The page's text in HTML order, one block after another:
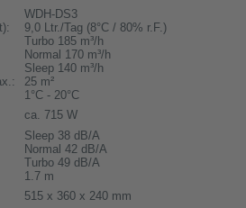
WDH-DS3
9,0 Ltr./Tag (8°C / 80% r.F.)
Turbo 185 m³/h
Normal 170 m³/h
Sleep 140 m³/h
25 m²
1°C - 20°C
ca. 715 W
Sleep 38 dB/A
Normal 42 dB/A
Turbo 49 dB/A
1.7 m
515 x 360 x 240 mm